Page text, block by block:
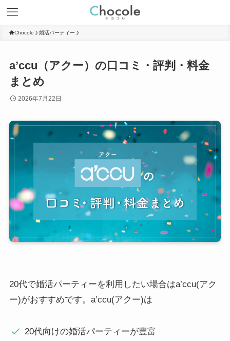
Chocole 婚活パーティー
a’ccu（アクー）の口コミ・評判・料金
まとめ
2026年7月22日
20代で婚活パーティーを利用したい場合はa’ccu(アク
ー)がおすすめです。a’ccu(アクー)は
20代向けの婚活パーティーが豊富